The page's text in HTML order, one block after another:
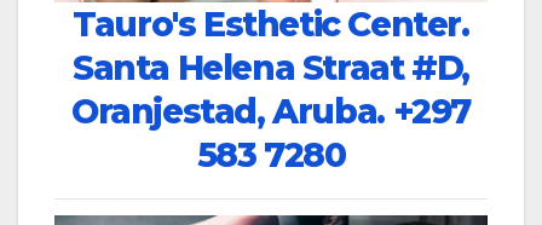
Tauro's Esthetic Center.
Santa Helena Straat #D,
Oranjestad, Aruba. +297
583 7280